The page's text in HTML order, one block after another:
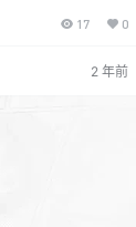
证睡眠安全；对于1
姿势主要有三种，即
对于宝宝来讲，究
17 0
2 年前